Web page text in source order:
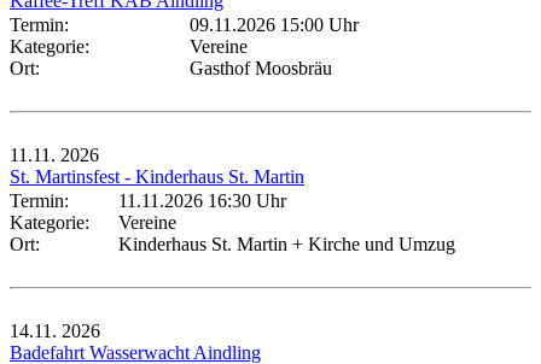
Termin:
09.11.2026 15:00 Uhr
Kategorie:
Vereine
Ort:
Gasthof Moosbräu
11.11. 2026
St. Martinsfest - Kinderhaus St. Martin
Termin:
11.11.2026 16:30 Uhr
Kategorie:
Vereine
Ort:
Kinderhaus St. Martin + Kirche und Umzug
14.11. 2026
Badefahrt Wasserwacht Aindling